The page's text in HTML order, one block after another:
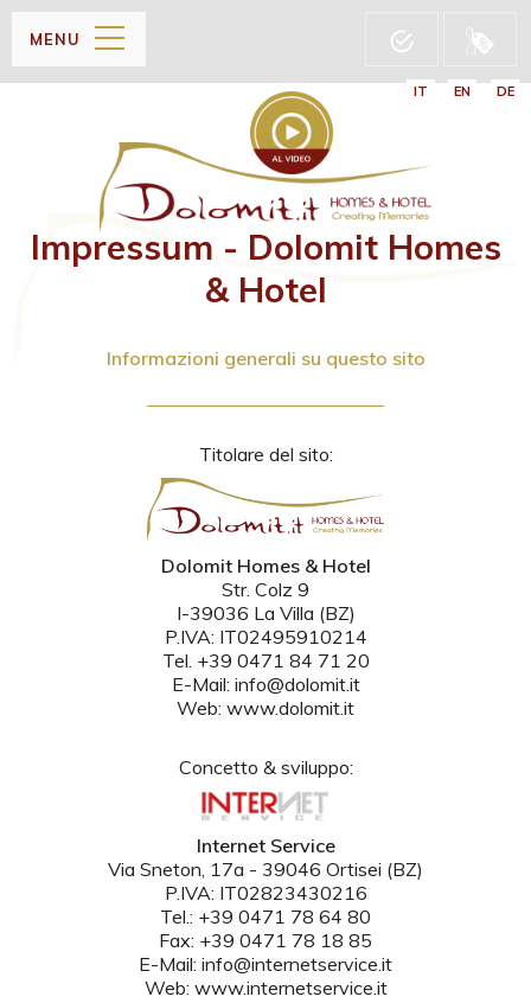
IT EN DE
MENU
Impressum - Dolomit Homes
& Hotel
Informazioni generali su questo sito
Titolare del sito:
Dolomit Homes & Hotel
Str. Colz 9
I-39036 La Villa (BZ)
P.IVA: IT02495910214
Tel. +39 0471 84 71 20
E-Mail: info@dolomit.it
Web: www.dolomit.it
Concetto & sviluppo:
Internet Service
Via Sneton, 17a - 39046 Ortisei (BZ)
P.IVA: IT02823430216
Tel.: +39 0471 78 64 80
Fax: +39 0471 78 18 85
E-Mail: info@internetservice.it
Web: www.internetservice.it